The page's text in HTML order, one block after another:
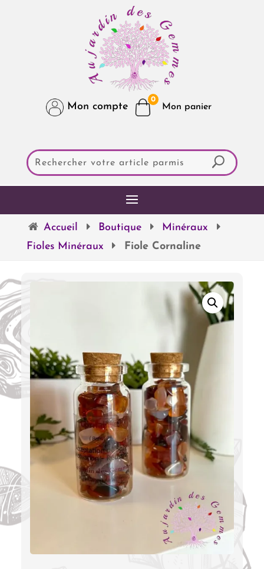
Mon compte
0
Accueil Boutique
Minéraux
Fioles Minéraux
Fiole Cornaline